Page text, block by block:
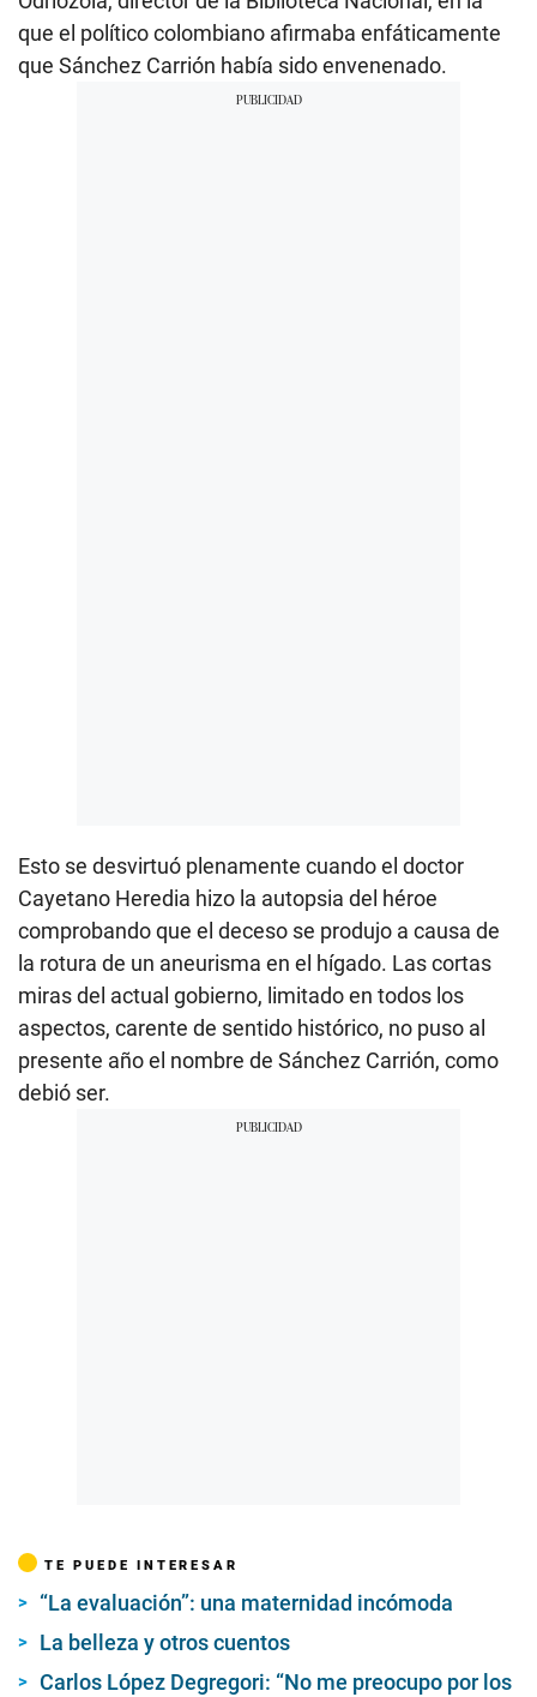
que el político colombiano afirmaba enfáticamente
que Sánchez Carrión había sido envenenado.
Esto se desvirtuó plenamente cuando el doctor
Cayetano Heredia hizo la autopsia del héroe
comprobando que el deceso se produjo a causa de
la rotura de un aneurisma en el hígado. Las cortas
miras del actual gobierno, limitado en todos los
aspectos, carente de sentido histórico, no puso al
presente año el nombre de Sánchez Carrión, como
debió ser.
TE PUEDE INTERESAR
“La evaluación”: una maternidad incómoda
La belleza y otros cuentos
Carlos López Degregori: “No me preocupo por los